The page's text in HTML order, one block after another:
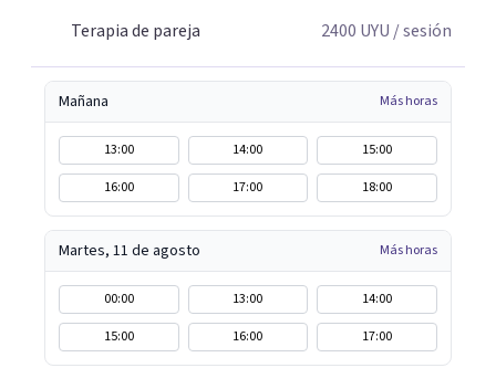
Terapia de pareja
2400 UYU / sesión
Mañana Más horas
13:00 14:00
15:00
16:00
17:00 18:00
Martes, 11 de agosto Más horas
00:00 13:00
14:00
15:00
16:00 17:00